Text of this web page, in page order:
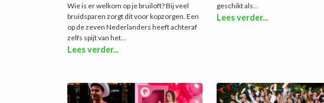
Wie is er welkom op je bruiloft? Bij veel
bruidsparen zorgt dit voor kopzorgen. Een
op de zeven Nederlanders heeft achteraf
zelfs spijt van het...
Lees verder...
geschikt als...
Lees verder...